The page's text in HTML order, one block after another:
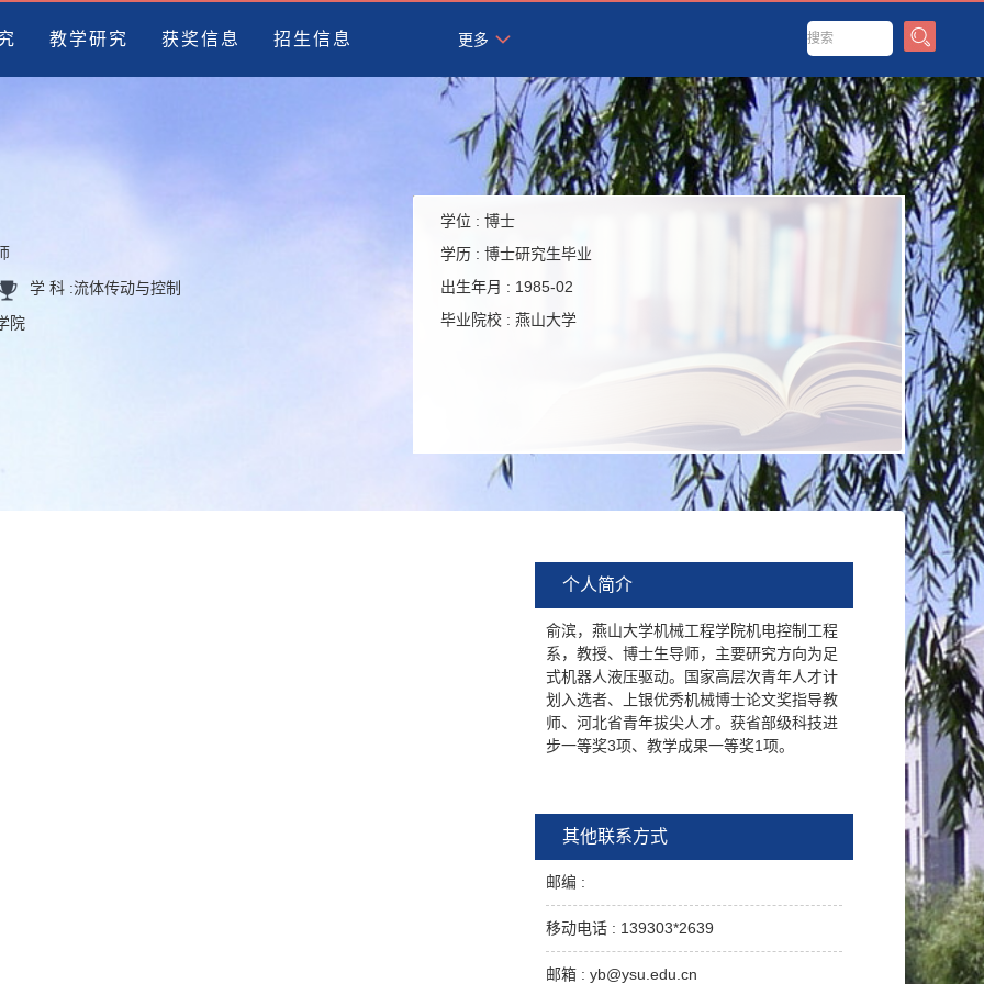
教学研究 获奖信息 招生信息 更多
学 科 :流体传动与控制
院
学位 : 博士
学历 : 博士研究生毕业
出生年月 : 1985-02
毕业院校 : 燕山大学
个人简介
俞滨，燕山大学机械工程学院机电控制工程
系，教授、博士生导师，主要研究方向为足
式机器人液压驱动。国家高层次青年人才计
划入选者、上银优秀机械博士论文奖指导教
师、河北省青年拔尖人才。获省部级科技进
步一等奖3项、教学成果一等奖1项。
其他联系方式
邮编 :
移动电话 : 139303*2639
邮箱 : yb@ysu.edu.cn